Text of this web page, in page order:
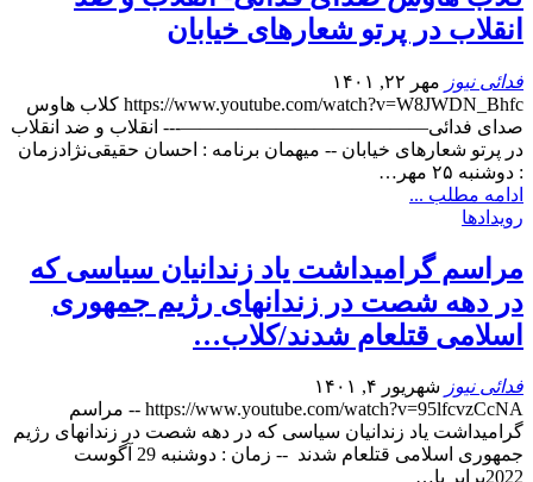
انقلاب در‌ پرتو شعارهای خیابان
فدائی نیوز مهر ۲۲, ۱۴۰۱
https://www.youtube.com/watch?v=W8JWDN_Bhfc کلاب هاوس
صدای فدائی—————————————--- انقلاب و ضد انقلاب
در‌ پرتو شعارهای خیابان -- میهمان برنامه : احسان حقیقی‌نژادزمان
: دوشنبه ۲۵ مهر
…
ادامه مطلب ...
رویدادها
مراسم گرامیداشت یاد زندانیان سیاسی که
در دهه شصت در زندانهای رژیم جمهوری
اسلامی قتل­عام شدند/کلاب…
فدائی نیوز شهریور ۴, ۱۴۰۱
https://www.youtube.com/watch?v=95lfcvzCcNA -- مراسم
گرامیداشت یاد زندانیان سیاسی که در دهه شصت در زندانهای رژیم
جمهوری اسلامی قتل­عام شدند -- زمان : دوشنبه 29 آگوست
2022برابر با
…